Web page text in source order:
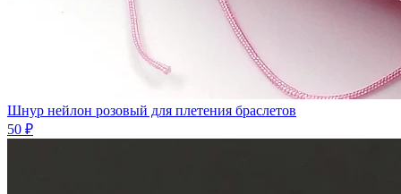
Шнур нейлон розовый для плетения браслетов
50 ₽